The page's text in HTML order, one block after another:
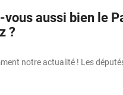
vous aussi bien le
?
notre actualité ! Les